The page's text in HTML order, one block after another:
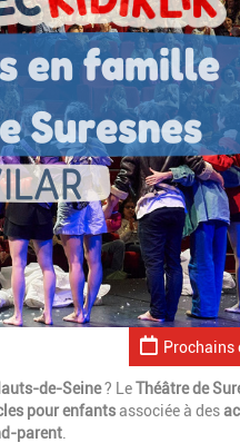
Prochains
de-Seine? LeThéâtre de
pour enfantsassociée à des
parent